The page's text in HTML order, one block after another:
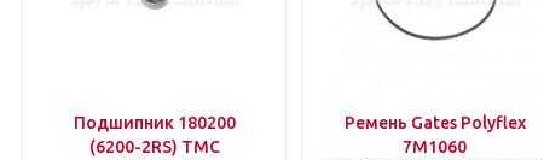
Подшипник 180200
(6200-2RS) ТМС
Ремень Gates Polyflex
7М1060